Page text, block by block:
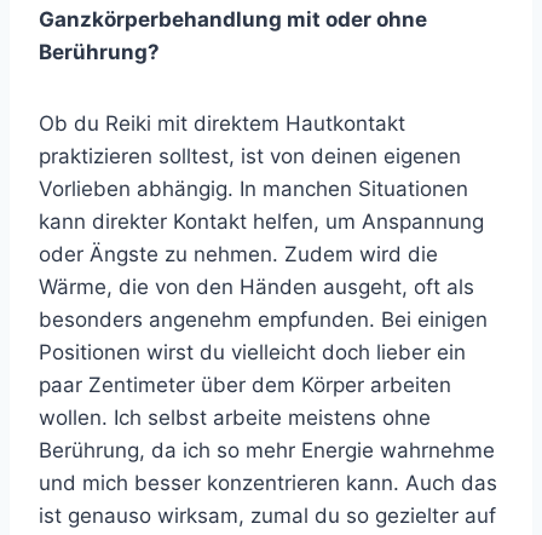
Ganzkörperbehandlung mit oder ohne
Berührung?
Ob du Reiki mit direktem Hautkontakt
praktizieren solltest, ist von deinen eigenen
Vorlieben abhängig. In manchen Situationen
kann direkter Kontakt helfen, um Anspannung
oder Ängste zu nehmen. Zudem wird die
Wärme, die von den Händen ausgeht, oft als
besonders angenehm empfunden. Bei einigen
Positionen wirst du vielleicht doch lieber ein
paar Zentimeter über dem Körper arbeiten
wollen. Ich selbst arbeite meistens ohne
Berührung, da ich so mehr Energie wahrnehme
und mich besser konzentrieren kann. Auch das
ist genauso wirksam, zumal du so gezielter auf